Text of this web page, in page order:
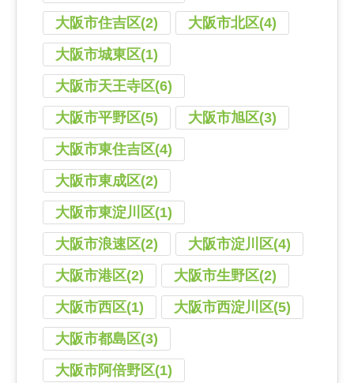
大阪市住吉区(2)
大阪市北区(4)
大阪市城東区(1)
大阪市天王寺区(6)
大阪市平野区(5)
大阪市旭区(3)
大阪市東住吉区(4)
大阪市東成区(2)
大阪市東淀川区(1)
大阪市浪速区(2)
大阪市淀川区(4)
大阪市港区(2)
大阪市生野区(2)
大阪市西区(1)
大阪市西淀川区(5)
大阪市都島区(3)
大阪市阿倍野区(1)